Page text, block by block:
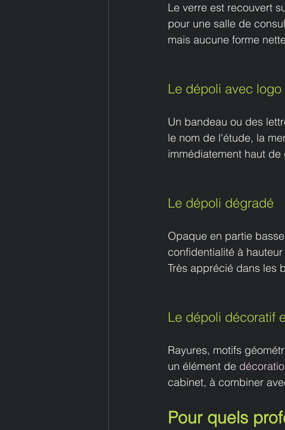
Le verre est recouvert
pour une salle de
mais aucune forme
Le dépoli avec
Un bandeau ou des
le nom de l'étude, la
immédiatement haut
Le dépoli dégradé
Opaque en partie
confidentialité à
Très apprécié dans les
Le dépoli décoratif
Rayures, motifs
un élément de
cabinet, à combiner
Pour quels